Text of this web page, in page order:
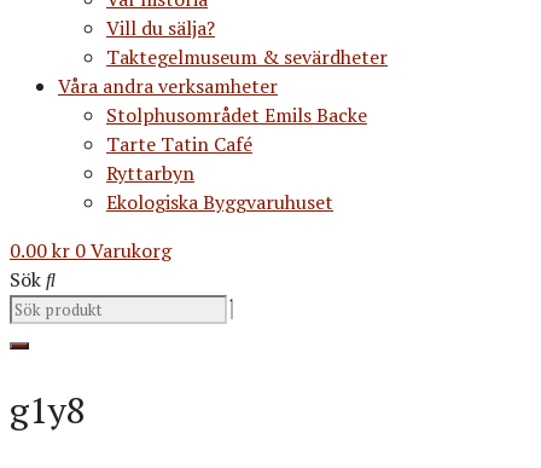
Vill du sälja?
Taktegelmuseum & sevärdheter
Våra andra verksamheter
Stolphusområdet Emils Backe
Tarte Tatin Café
Ryttarbyn
Ekologiska Byggvaruhuset
0.00kr 0Varukorg
Sök
g1y8